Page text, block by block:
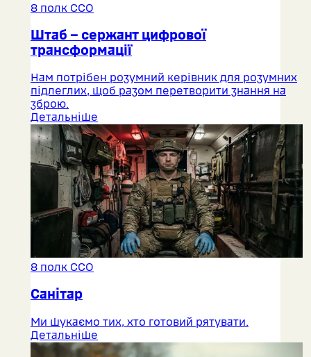
8 полк ССО
Штаб – сержант цифрової
трансформації
Нам потрібен розумний керівник для розумних
підлеглих, щоб разом перетворити знання на
зброю.
Детальніше
8 полк ССО
Санітар
Ми шукаємо тих, хто готовий рятувати.
Детальніше